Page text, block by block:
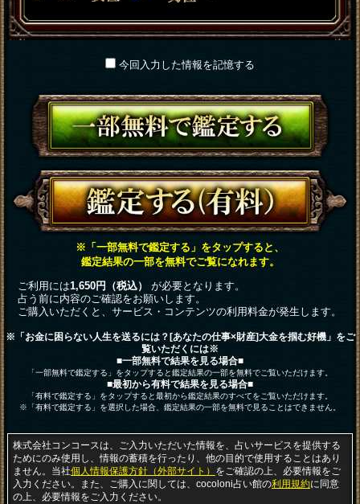
今回入力した情報を記憶する
※「一部無料で鑑定する」をタップすると、
鑑定結果の一部を無料でご覧になれます。
ご利用には1,650円（税込）が必要となります。
占う前に内容のご確認をお願いします。
ご購入いただくと、サービス・コンテンツの利用料金が発生します。
※「お金に困らない人生を送るには？[あなたの仕事×財産]大金を掴む好機」をご
覧いただくには※
■一部無料で結果を見る場合■
「一部無料で鑑定する」をタップすると鑑定結果の一部を無料でご覧いただけます。
■最初から有料で結果を見る場合■
「有料で鑑定する」をタップすると最初から鑑定結果のすべてをご覧いただけます。
※「有料で鑑定する」を選択した場合、鑑定結果の一部を無料で見ることはできません。
株式会社コンコースは、ご入力いただいた情報を、占いサービスを提供する
ためにのみ使用し、情報の蓄積を行ったり、他の目的で使用することはあり
ません。当社個人情報保護方針（外部サイト） をご確認の上、必要情報をご
入力ください。また、ご購入に関しては、cocoloni占い館の利用規約に同意
の上、必要情報をご入力ください。